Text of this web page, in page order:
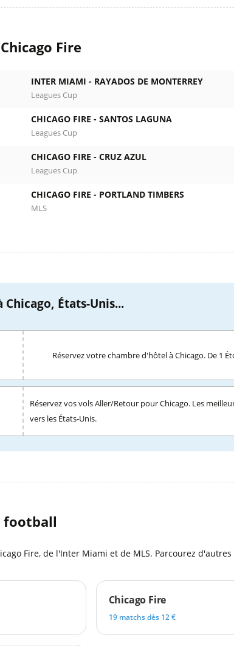
Fire
INTER MIAMI - RAYADOS DE MONTERREY
Leagues Cup
CHICAGO FIRE - SANTOS LAGUNA
Leagues Cup
CHICAGO FIRE - CRUZ AZUL
Leagues Cup
CHICAGO FIRE - PORTLAND TIMBERS
MLS
États-Unis...
Réservez votre chambre d'hôtel à Chicago. De 1
Réservez vos vols Aller/Retour pour Chicago. Les
vers les États-Unis.
football
Fire, de l'Inter Miami et de MLS. Parcourez
Chicago Fire
19 matchs dès 12 €